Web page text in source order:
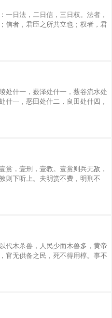
寸之管无当，必不满也。授官、予
，是无当也。 国贫而务战，毒生
强。国富而不战，偷生于内，有六
一日法，二日信，三日权。法者，
信者，君臣之所共立也；权者，君
加严令而不致其刑，则民傲死。凡
，武也。文武者，法之约也。故明
之谓明，不欺之谓察。故赏厚而
失疏远，不违亲近，故臣不蔽主，
处什一，薮泽处什一，薮谷流水处
什一，恶田处什二，良田处什四，
地。秦之所与邻者，三晋也；所欲
。彼土狭而民众，其宅参居而并
，上无通名，下无田宅，而恃奸务
阴阳泽水者过半。 此其土之不
赏，壹刑，壹教。壹赏则兵无敌，
则下听上。夫明赏不费，明刑不
肱之力，出死而为上用也；天下豪
；是故兵无敌而今行于天下。万乘
原；千乘之国不敢捍城。万乘之
原者，战将覆其军；千乘之国，若
代木杀兽，人民少而木兽多，黄帝
官无供备之民，死不得用椁。事不
神农非高于黄帝也，然其名尊者，
战去战，虽战可也；以杀去杀，虽